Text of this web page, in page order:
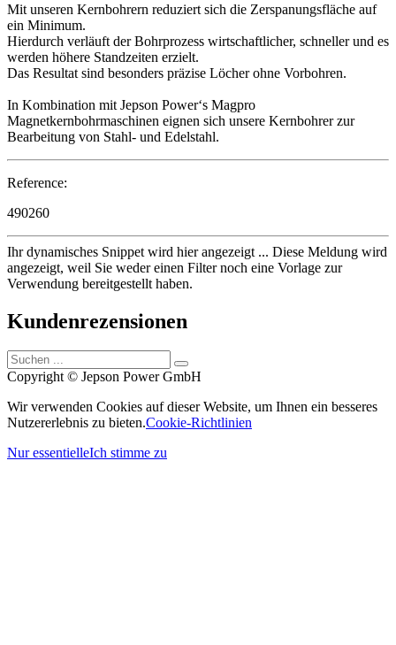
Mit unseren Kernbohrern reduziert sich die Zerspanungsfläche auf
ein Minimum.
Hierdurch verläuft der Bohrprozess wirtschaftlicher, schneller und es
werden höhere Standzeiten erzielt.
Das Resultat sind besonders präzise Löcher ohne Vorbohren.
In Kombination mit Jepson Power‘s Magpro
Magnetkernbohrmaschinen eignen sich unsere Kernbohrer zur
Bearbeitung von Stahl- und Edelstahl.
Reference:
490260
Ihr dynamisches Snippet wird hier angezeigt ... Diese Meldung wird
angezeigt, weil Sie weder einen Filter noch eine Vorlage zur
Verwendung bereitgestellt haben.
Kundenrezensionen
Copyright © Jepson Power GmbH
Wir verwenden Cookies auf dieser Website, um Ihnen ein besseres
Nutzererlebnis zu bieten.Cookie-Richtlinien
Nur essentielleIch stimme zu